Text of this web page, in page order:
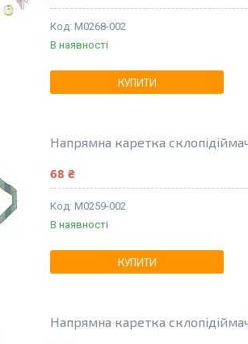
M0268-002
В наявності
КУПИТИ
Напрямна каретка
68 ₴
M0259-002
В наявності
КУПИТИ
Напрямна каретка